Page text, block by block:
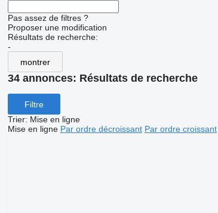
Pas assez de filtres ?
Proposer une modification
Résultats de recherche:
-
montrer
34 annonces: Résultats de recherche
Filtre
Trier: Mise en ligne
Mise en ligne Par ordre décroissant Par ordre croissant